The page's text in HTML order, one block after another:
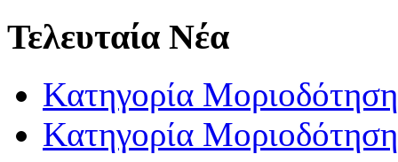
Τελευταία Νέα
Κατηγορία
Κατηγορία